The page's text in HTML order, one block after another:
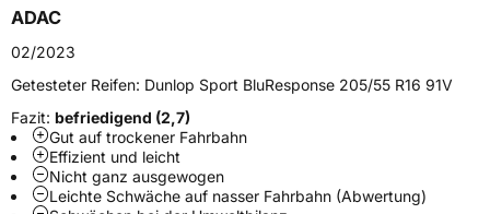
Schlauchtyp
ZustandNeureifen
EU Label
EffizienzC
ADAC
02/2023
Getesteter Reifen: Dunlop Sport BluResponse 205/55 R16 91V
Fazit: befriedigend (2,7)
Gut auf trockener Fahrbahn
Effizient und leicht
Nicht ganz ausgewogen
Leichte Schwäche auf nasser Fahrbahn (Abwertung)